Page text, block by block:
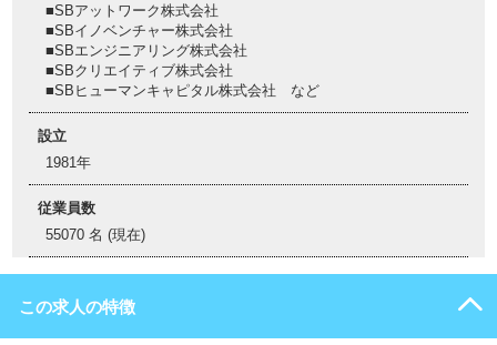
■SBアットワーク株式会社
■SBイノベンチャー株式会社
■SBエンジニアリング株式会社
■SBクリエイティブ株式会社
■SBヒューマンキャピタル株式会社 など
設立
1981年
従業員数
55070 名 (現在)
この求人の特徴